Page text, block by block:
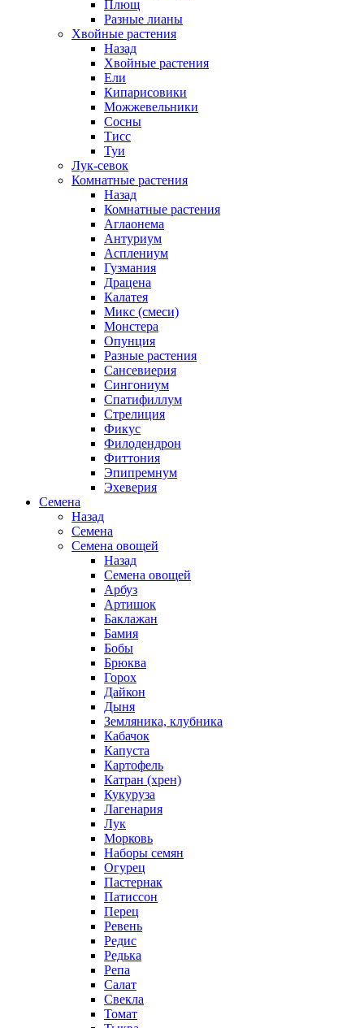
Плющ
Разные лианы
Хвойные растения
Назад
Хвойные растения
Ели
Кипарисовики
Можжевельники
Сосны
Тисс
Туи
Лук-севок
Комнатные растения
Назад
Комнатные растения
Аглаонема
Антуриум
Асплениум
Гузмания
Драцена
Калатея
Микс (смеси)
Монстера
Опунция
Разные растения
Сансевиерия
Сингониум
Спатифиллум
Стрелиция
Фикус
Филодендрон
Фиттония
Эпипремнум
Эхеверия
Семена
Назад
Семена
Семена овощей
Назад
Семена овощей
Арбуз
Артишок
Баклажан
Бамия
Бобы
Брюква
Горох
Дайкон
Дыня
Земляника, клубника
Кабачок
Капуста
Картофель
Катран (хрен)
Кукуруза
Лагенария
Лук
Морковь
Наборы семян
Огурец
Пастернак
Патиссон
Перец
Ревень
Редис
Редька
Репа
Салат
Свекла
Томат